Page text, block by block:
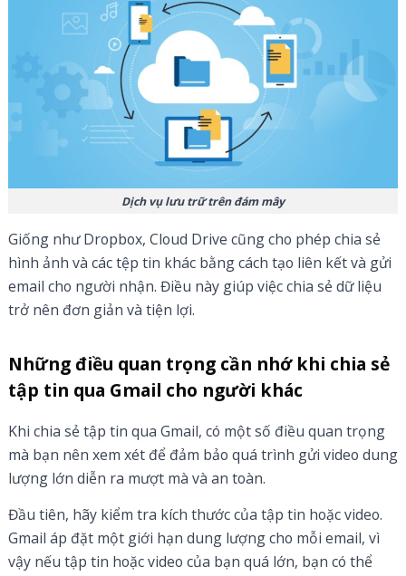
Dịch vụ lưu trữ trên đám mây
Giống như Dropbox, Cloud Drive cũng cho phép chia sẻ
hình ảnh và các tệp tin khác bằng cách tạo liên kết và gửi
email cho người nhận. Điều này giúp việc chia sẻ dữ liệu
trở nên đơn giản và tiện lợi.
Những điều quan trọng cần nhớ khi chia sẻ
tập tin qua Gmail cho người khác
Khi chia sẻ tập tin qua Gmail, có một số điều quan trọng
mà bạn nên xem xét để đảm bảo quá trình gửi video dung
lượng lớn diễn ra mượt mà và an toàn.
Đầu tiên, hãy kiểm tra kích thước của tập tin hoặc video.
Gmail áp đặt một giới hạn dung lượng cho mỗi email, vì
vậy nếu tập tin hoặc video của bạn quá lớn, bạn có thể